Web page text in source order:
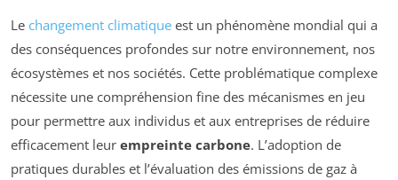
Le changement climatique est un phénomène mondial qui a
des conséquences profondes sur notre environnement, nos
écosystèmes et nos sociétés. Cette problématique complexe
nécessite une compréhension fine des mécanismes en jeu
pour permettre aux individus et aux entreprises de réduire
efficacement leur empreinte carbone. L’adoption de
pratiques durables et l’évaluation des émissions de gaz à